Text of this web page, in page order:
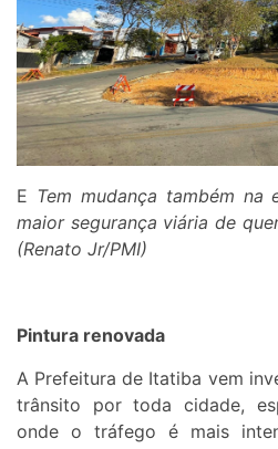
E Tem mudança também na
maior segurança viária de
(Renato Jr/PMI)
Pintura renovada
A Prefeitura de Itatiba vem
trânsito por toda cidade,
onde o tráfego é mais